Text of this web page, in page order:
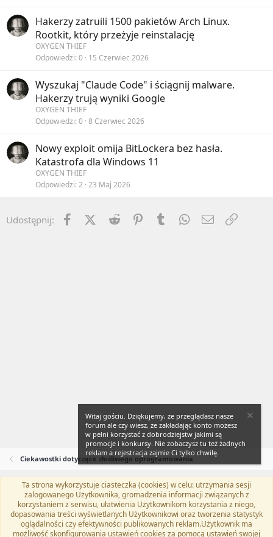
Hakerzy zatruili 1500 pakietów Arch Linux.
Rootkit, który przeżyje reinstalację
OXYGEN THIEF
Odpowiedzi 0 15 Czerwiec 2026
Wyszukaj "Claude Code" i ściągnij malware.
Hakerzy trują wyniki Google
OXYGEN THIEF
Odpowiedzi 0 8 Czerwiec 2026
Nowy exploit omija BitLockera bez hasła.
Katastrofa dla Windows 11
OXYGEN THIEF
Odpowiedzi 2 23 Maj 2026
Udostępnij: FacebookX (Twitter)
Reddit PinterestTumblr WhatsApp
Email
Ciekawostki dotyczące złośliwego oprogramowania
Flat Awesome + (Parent DO NOT EDIT)
Polski (PL)
Kontakt
Regulamin Polityka prywatności Pomoc
TwitterKontakt
RSS
Witaj gościu. Dziękujemy, że przeglądasz nasze
forum ale czy wiesz, że zakładając konto możesz
w pełni korzystać z dobrodziejstw jakimi są
promocje i konkursy. Nie zobaczysz tu też żadnych
reklam a rejestracja zajmie Ci tylko chwilę.
Ta strona wykorzystuje ciasteczka (cookies) w celu: utrzymania sesji
zalogowanego Użytkownika, gromadzenia informacji związanych z
korzystaniem z serwisu, ułatwienia Użytkownikom korzystania z niego,
dopasowania treści wyświetlanych Użytkownikowi oraz tworzenia statystyk
oglądalności czy efektywności publikowanych reklam.Użytkownik ma
możliwość skonfigurowania ustawień cookies za pomocą ustawień swojej